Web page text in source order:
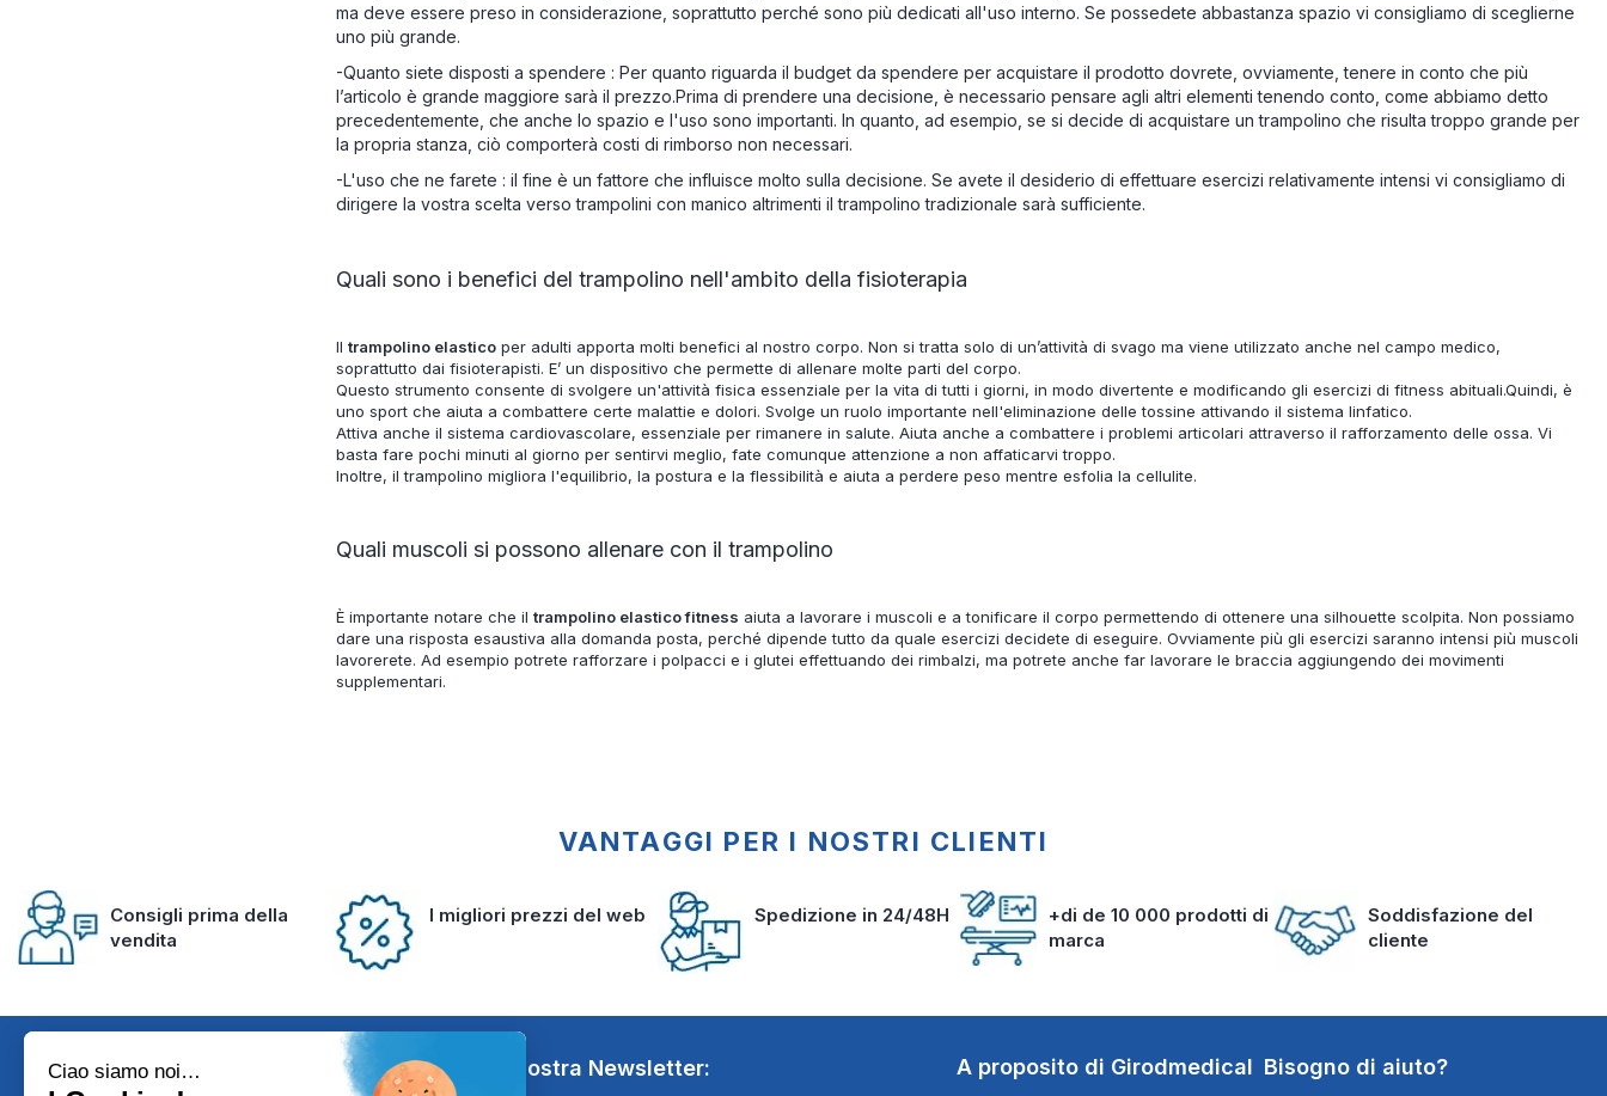
ma deve essere preso in considerazione, soprattutto perché sono più dedicati all'uso interno. Se possedete abbastanza spazio vi consigliamo di sceglierne
uno più grande.
-Quanto siete disposti a spendere : Per quanto riguarda il budget da spendere per acquistare il prodotto dovrete, ovviamente, tenere in conto che più
l’articolo è grande maggiore sarà il prezzo.Prima di prendere una decisione, è necessario pensare agli altri elementi tenendo conto, come abbiamo detto
precedentemente, che anche lo spazio e l'uso sono importanti. In quanto, ad esempio, se si decide di acquistare un trampolino che risulta troppo grande per
la propria stanza, ciò comporterà costi di rimborso non necessari.
-L'uso che ne farete : il fine è un fattore che influisce molto sulla decisione. Se avete il desiderio di effettuare esercizi relativamente intensi vi consigliamo di
dirigere la vostra scelta verso trampolini con manico altrimenti il trampolino tradizionale sarà sufficiente.
Quali sono i benefici del trampolino nell'ambito della fisioterapia
Il trampolino elasticoper adulti apporta molti benefici al nostro corpo. Non si tratta solo di un’attività di svago ma viene utilizzato anche nel campo medico,
soprattutto dai fisioterapisti. E’ un dispositivo che permette di allenare molte parti del corpo.
Questo strumento consente di svolgere un'attività fisica essenziale per la vita di tutti i giorni, in modo divertente e modificando gli esercizi di fitness abituali.Quindi, è
uno sport che aiuta a combattere certe malattie e dolori. Svolge un ruolo importante nell'eliminazione delle tossine attivando il sistema linfatico.
Attiva anche il sistema cardiovascolare, essenziale per rimanere in salute. Aiuta anche a combattere i problemi articolari attraverso il rafforzamento delle ossa. Vi
basta fare pochi minuti al giorno per sentirvi meglio, fate comunque attenzione a non affaticarvi troppo.
Inoltre, il trampolino migliora l'equilibrio, la postura e la flessibilità e aiuta a perdere peso mentre esfolia la cellulite.
Quali muscoli si possono allenare con il trampolino
È importante notare che il trampolino elastico fitness aiuta a lavorare i muscoli e a tonificare il corpo permettendo di ottenere una silhouette scolpita. Non possiamo
dare una risposta esaustiva alla domanda posta, perché dipende tutto da quale esercizi decidete di eseguire. Ovviamente più gli esercizi saranno intensi più muscoli
lavorerete. Ad esempio potrete rafforzare i polpacci e i glutei effettuando dei rimbalzi, ma potrete anche far lavorare le braccia aggiungendo dei movimenti
supplementari.
VANTAGGI PER I NOSTRI CLIENTI
Consigli prima della
vendita
I migliori prezzi del web Spedizione in 24/48H
+di de 10 000 prodotti di
marca
Soddisfazione del
cliente
Iscriviti alla nostra Newsletter: A proposito di Girodmedical Bisogno di aiuto?
Ciao siamo noi…